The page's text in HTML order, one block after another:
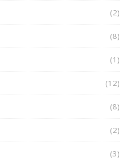
(2)
(8)
(1)
(12)
(8)
(2)
(3)